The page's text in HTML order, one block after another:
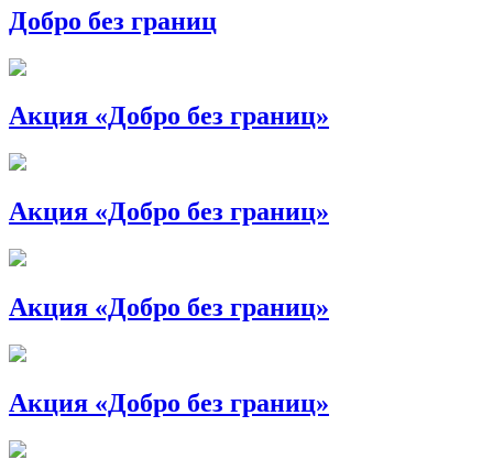
Добро без границ
Акция «Добро без границ»
Акция «Добро без границ»
Акция «Добро без границ»
Акция «Добро без границ»